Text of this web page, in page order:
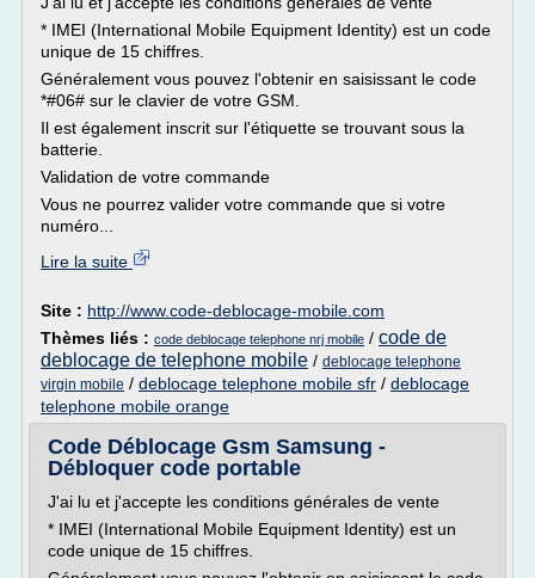
* IMEI (International Mobile Equipment Identity) est un code
unique de 15 chiffres.
Généralement vous pouvez l'obtenir en saisissant le code
*#06# sur le clavier de votre GSM.
Il est également inscrit sur l'étiquette se trouvant sous la
batterie.
Validation de votre commande
Vous ne pourrez valider votre commande que si votre
numéro...
Lire la suite
Site : http://www.code-deblocage-mobile.com
Thèmes liés : code deblocage telephone nrj mobile / code de
deblocage de telephone mobile / deblocage telephone
virgin mobile / deblocage telephone mobile sfr / deblocage
telephone mobile orange
Code Déblocage Gsm Samsung -
Débloquer code portable
J'ai lu et j'accepte les conditions générales de vente
* IMEI (International Mobile Equipment Identity) est un
code unique de 15 chiffres.